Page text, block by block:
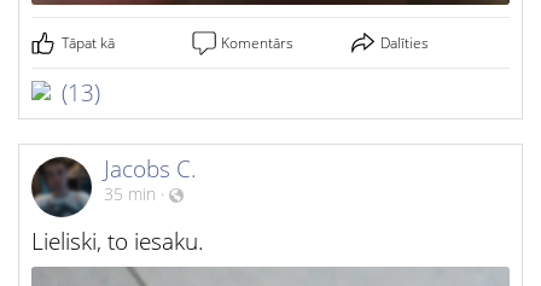
Tāpat kā Komentārs Dalīties
(13)
Jacobs C.
35 min ·
Lieliski, to iesaku.